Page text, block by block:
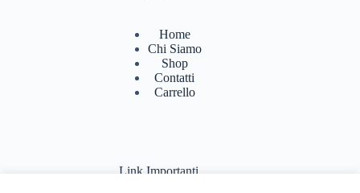
Home
Chi Siamo
Shop
Contatti
Carrello
Link Importanti